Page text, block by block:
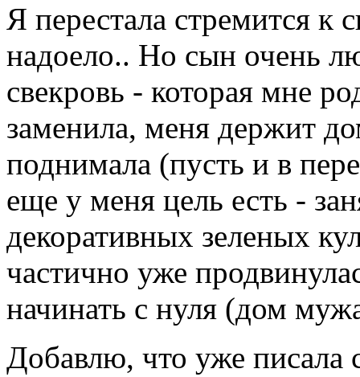
Я перестала стремится к
надоело.. Но сын очень
свекровь - которая мне
заменила, меня держит
поднимала (пусть и в
еще у меня цель есть -
декоративных зеленых
частично уже
начинать с нуля (дом
Добавлю, что уже писала